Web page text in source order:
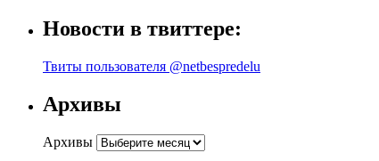
Новости в твиттере:
Твиты пользователя @netbespredelu
Архивы
Архивы